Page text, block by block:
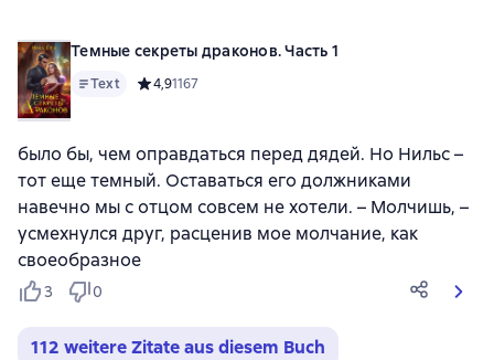
Темные секреты драконов. Часть 1
Text Средний рейтинг 4,9 на основе 1167 оценок
4,91167
было бы, чем оправдаться перед дядей. Но Нильс –
тот еще темный. Оставаться его должниками
навечно мы с отцом совсем не хотели. – Молчишь, –
усмехнулся друг, расценив мое молчание, как
своеобразное
3 0
112 weitere Zitate aus diesem Buch